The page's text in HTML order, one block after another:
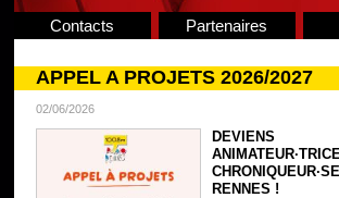
Contacts Partenaires
APPEL A PROJETS 2026/2027
02/06/2026
DEVIENS
RENNES !